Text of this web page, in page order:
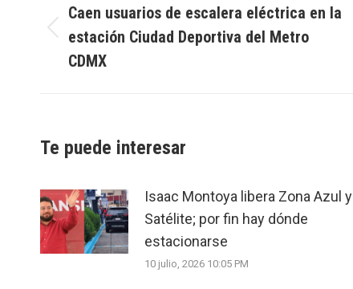
Previous
post:
Caen usuarios de escalera eléctrica en la
estación Ciudad Deportiva del Metro
CDMX
Te puede interesar
Isaac Montoya libera Zona Azul y
Satélite; por fin hay dónde
estacionarse
10 julio, 2026 10:05 PM